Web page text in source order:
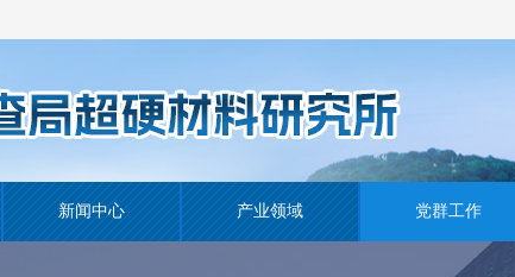
新闻中心 产业领域 党群工作